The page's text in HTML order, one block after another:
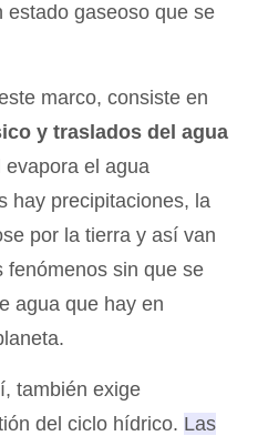
estado gaseoso que se
marco, consiste en
y traslados del agua
el agua
hay precipitaciones, la
por la tierra y así van
fenómenos sin que se
agua que hay en
también exige
del ciclo hídrico. Las